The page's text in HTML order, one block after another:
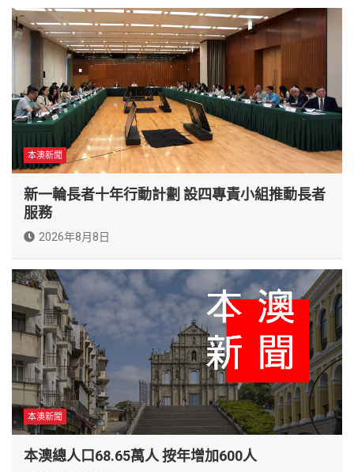
本澳新聞
新一輪長者十年行動計劃 設四專責小組推動長者
服務
2026年8月8日
本澳新聞
本澳總人口68.65萬人 按年增加600人